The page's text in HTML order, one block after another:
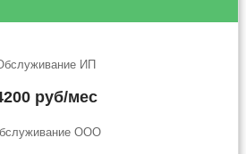
ИП
руб/мес
ООО